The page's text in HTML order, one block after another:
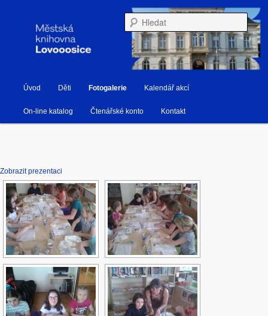
Knihovna Lovosice
Hlavní navigační menu
Přejít k hlavnímu obsahu webu
Přejít k obsahu postranního panelu
Úvod Děti Fotogalerie Kalendář akcí
On-line katalog Čtenářské konto Kontakt
Zobrazit prezentaci